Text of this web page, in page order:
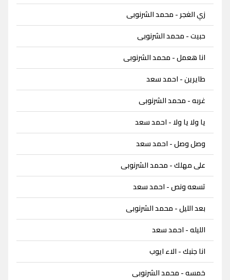
زي الغجر - محمد الشرنوبى
حبيت - محمد الشرنوبى
انا هعمل - محمد الشرنوبى
طايرين - احمد سعد
غربه - محمد الشرنوبى
يا ولا يا ولا - احمد سعد
وصل وصل - احمد سعد
على مهلك - محمد الشرنوبى
تسعه ونص - احمد سعد
بعد الليل - محمد الشرنوبى
الليله - احمد سعد
انا جنبك - الاء ايوب
خمسه - محمد الشرنوبى